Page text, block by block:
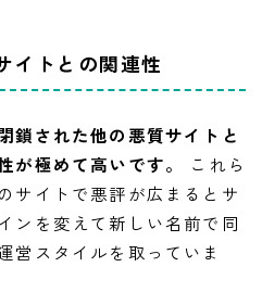
イトとの関連性
鎖された他の悪質サイトと
が極めて高いです。
これら
サイトで悪評が広まるとサ
ンを変えて新しい名前で同
営スタイルを取っていま